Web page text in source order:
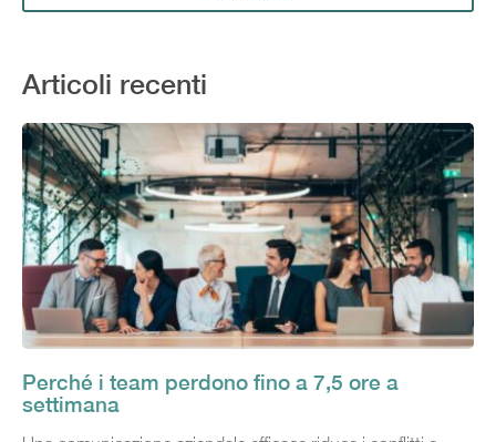
Articoli recenti
Perché i team perdono fino a 7,5 ore a
settimana